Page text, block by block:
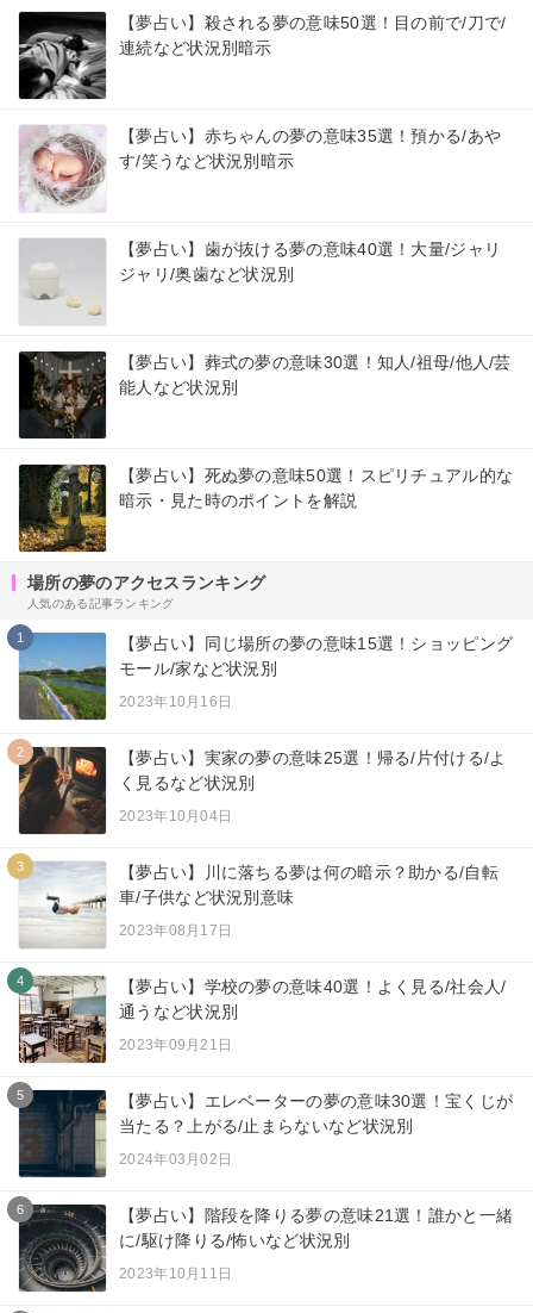
【夢占い】殺される夢の意味50選！目の前で/刀で/
連続など状況別暗示
【夢占い】赤ちゃんの夢の意味35選！預かる/あや
す/笑うなど状況別暗示
【夢占い】歯が抜ける夢の意味40選！大量/ジャリ
ジャリ/奥歯など状況別
【夢占い】葬式の夢の意味30選！知人/祖母/他人/芸
能人など状況別
【夢占い】死ぬ夢の意味50選！スピリチュアル的な
暗示・見た時のポイントを解説
場所の夢のアクセスランキング
人気のある記事ランキング
1
【夢占い】同じ場所の夢の意味15選！ショッピング
モール/家など状況別
2023年10月16日
2
【夢占い】実家の夢の意味25選！帰る/片付ける/よ
く見るなど状況別
2023年10月04日
3
【夢占い】川に落ちる夢は何の暗示？助かる/自転
車/子供など状況別意味
2023年08月17日
4
【夢占い】学校の夢の意味40選！よく見る/社会人/
通うなど状況別
2023年09月21日
5
【夢占い】エレベーターの夢の意味30選！宝くじが
当たる？上がる/止まらないなど状況別
2024年03月02日
6
【夢占い】階段を降りる夢の意味21選！誰かと一緒
に/駆け降りる/怖いなど状況別
2023年10月11日